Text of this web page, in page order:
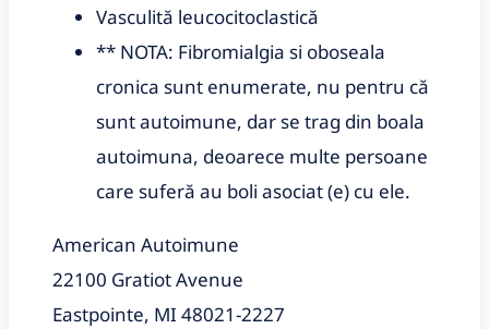
Vasculită leucocitoclastică
** NOTA: Fibromialgia si oboseala
cronica sunt enumerate, nu pentru că
sunt autoimune, dar se trag din boala
autoimuna, deoarece multe persoane
care suferă au boli asociat (e) cu ele.
American Autoimune
22100 Gratiot Avenue
Eastpointe, MI 48021-2227